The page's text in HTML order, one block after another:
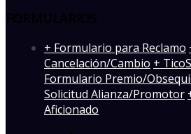
+ Formulario para Reclamo
Cancelación/Cambio +
Formulario Premio/
Solicitud Alianza/Promotor
Aficionado